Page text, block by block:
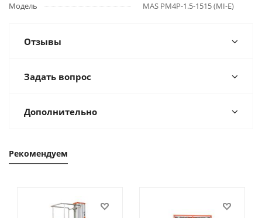
Модель
MAS PM4P-1.5-1515 (MI-E)
Отзывы
Задать вопрос
Дополнительно
Рекомендуем